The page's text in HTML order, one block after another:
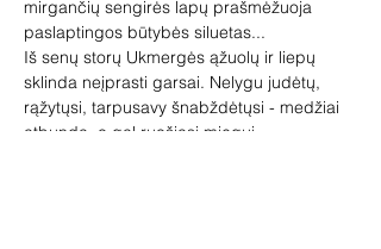
mirgančių sengirės lapų prašmėžuoja
paslaptingos būtybės siluetas...
Iš senų storų Ukmergės ąžuolų ir liepų
sklinda neįprasti garsai. Nelygu judėtų,
rąžytųsi, tarpusavy šnabždėtųsi - medžiai
atbunda, o gal ruošiasi miegui.